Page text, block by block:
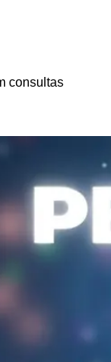
consultas